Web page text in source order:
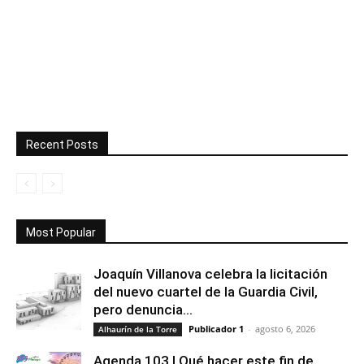
Recent Posts
Most Popular
Joaquín Villanova celebra la licitación
del nuevo cuartel de la Guardia Civil,
pero denuncia...
Alhaurín de la Torre Publicador 1 - agosto 6, 2026